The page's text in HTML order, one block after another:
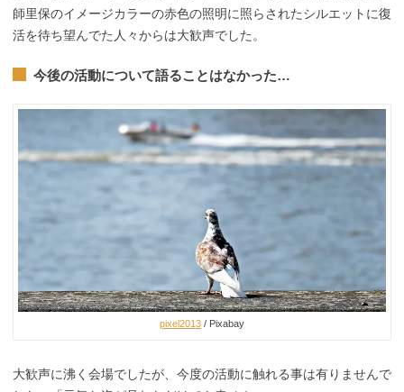
師里保のイメージカラーの赤色の照明に照らされたシルエットに復
活を待ち望んでた人々からは大歓声でした。
今後の活動について語ることはなかった…
pixel2013 / Pixabay
大歓声に沸く会場でしたが、今度の活動に触れる事は有りませんで